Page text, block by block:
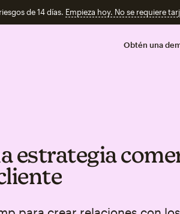
de 14 días. Empieza hoy. No se requiere
Obtén una
estrategia